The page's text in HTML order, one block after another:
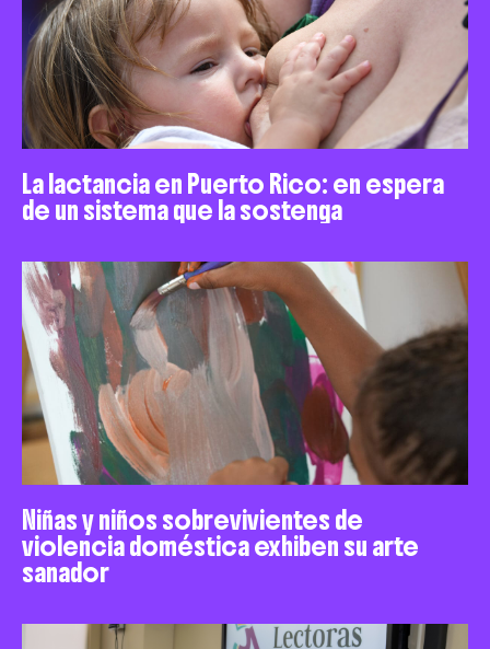
La lactancia en Puerto Rico: en espera
de un sistema que la sostenga
Niñas y niños sobrevivientes de
violencia doméstica exhiben su arte
sanador